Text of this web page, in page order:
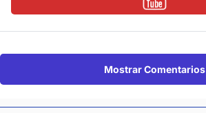
Mostrar Comentarios